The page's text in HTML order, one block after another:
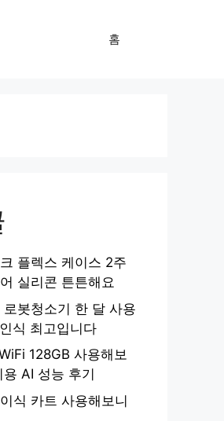
홈
플렉스 케이스 2주
실리콘 튼튼해요
봇청소기 한 달 사용
식 최고입니다
128GB 사용해보
AI 성능 후기
식 카트 사용해보니